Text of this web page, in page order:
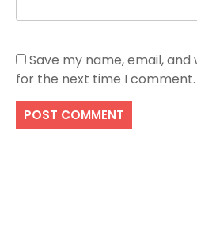
Save my name, email,
for the next time I comment.